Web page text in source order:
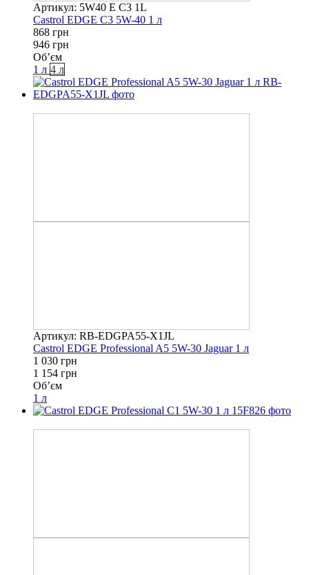
Артикул: 5W40 E C3 1L
Castrol EDGE C3 5W-40 1 л
868 грн
946 грн
Об’єм
1 л 4 л
Артикул: RB-EDGPA55-X1JL
Castrol EDGE Professional A5 5W-30 Jaguar 1 л
1 030 грн
1 154 грн
Об’єм
1 л